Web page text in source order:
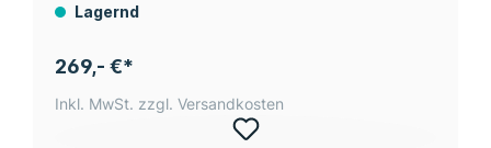
Lagernd
269,- €*
Inkl. MwSt. zzgl. Versandkosten